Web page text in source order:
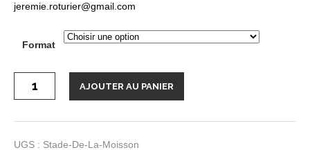
jeremie.roturier@gmail.com
Format
Tirage
“Stade
la
AJOUTER AU PANIER
UGS : Stade-De-La-Moisson